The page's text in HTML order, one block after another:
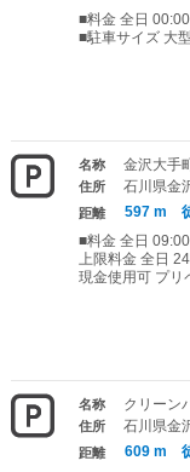
■料金 全日
■駐車サイズ 大
名称 金沢大手
住所 石川県金
距離
597 m
■料金 全日
上限料金 全日
現金使用可 プリ
名称 クリーン
住所 石川県金
距離
609 m